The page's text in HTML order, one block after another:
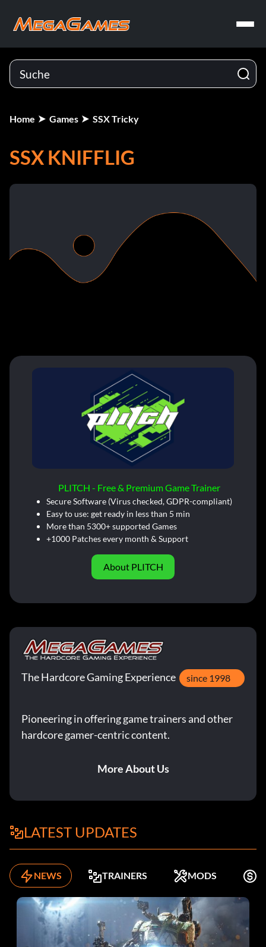
Home Games SSX Tricky
SSX KNIFFLIG
PLITCH - Free & Premium Game Trainer
Secure Software (Virus checked, GDPR-compliant)
Easy to use: get ready in less than 5 min
More than 5300+ supported Games
+1000 Patches every month & Support
About PLITCH
The Hardcore Gaming Experience since 1998
Pioneering in offering game trainers and other
hardcore gamer-centric content.
More About Us
LATEST UPDATES
NEWS TRAINERS MODS